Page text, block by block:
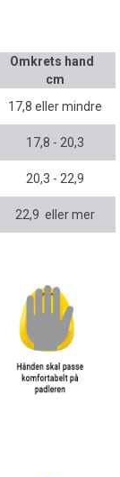
Omkrets hand
cm
17,8 eller mindre
17,8 - 20,3
20,3 - 22,9
22,9 eller mer